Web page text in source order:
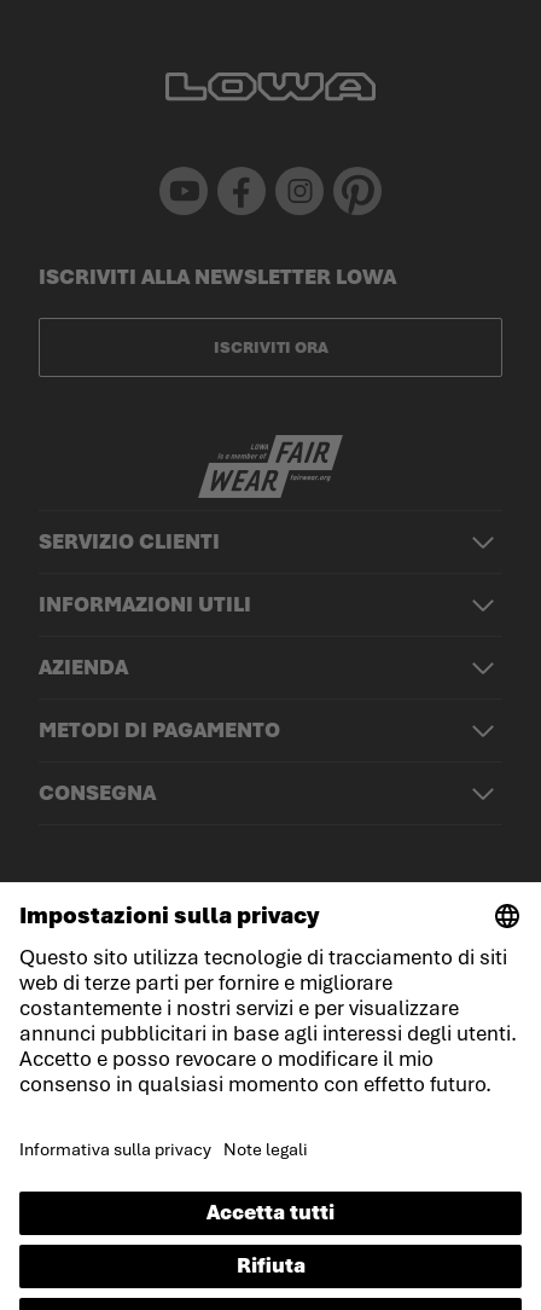
Youtube Facebook Instagram Pinterest
SERVIZIO CLIENTI
INFORMAZIONI UTILI
AZIENDA
METODI DI PAGAMENTO
CONSEGNA
ISCRIVITI ALLA NEWSLETTER LOWA
ISCRIVITI ORA
© LOWA Sportschuhe GmbH
Note legali
Protezione dei dati
Cookies
Condizioni di gara
Dichiarazione sull'accessibilità